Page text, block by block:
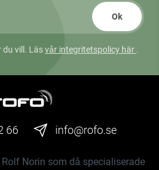
Ok
du vill. Läsvår integritetspolicy här .
66 info@rofo.se
Norin som då specialiserade